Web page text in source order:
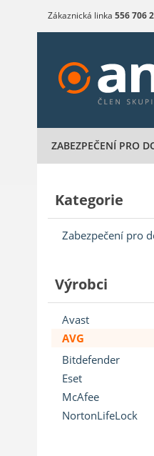
Zákaznická linka 556 706
ZABEZPEČENÍ PRO
Kategorie
Zabezpečení pro
Výrobci
Avast
AVG
Bitdefender
Eset
McAfee
NortonLifeLock